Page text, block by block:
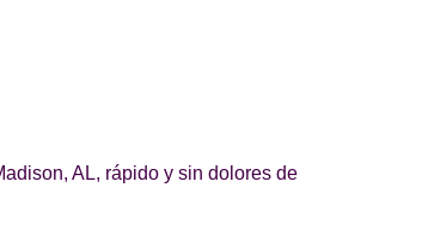
AL, rápido y sin dolores de